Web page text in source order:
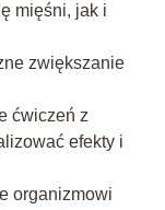
mięśni, jak i
zwiększanie
ćwiczeń z
efekty i
organizmowi